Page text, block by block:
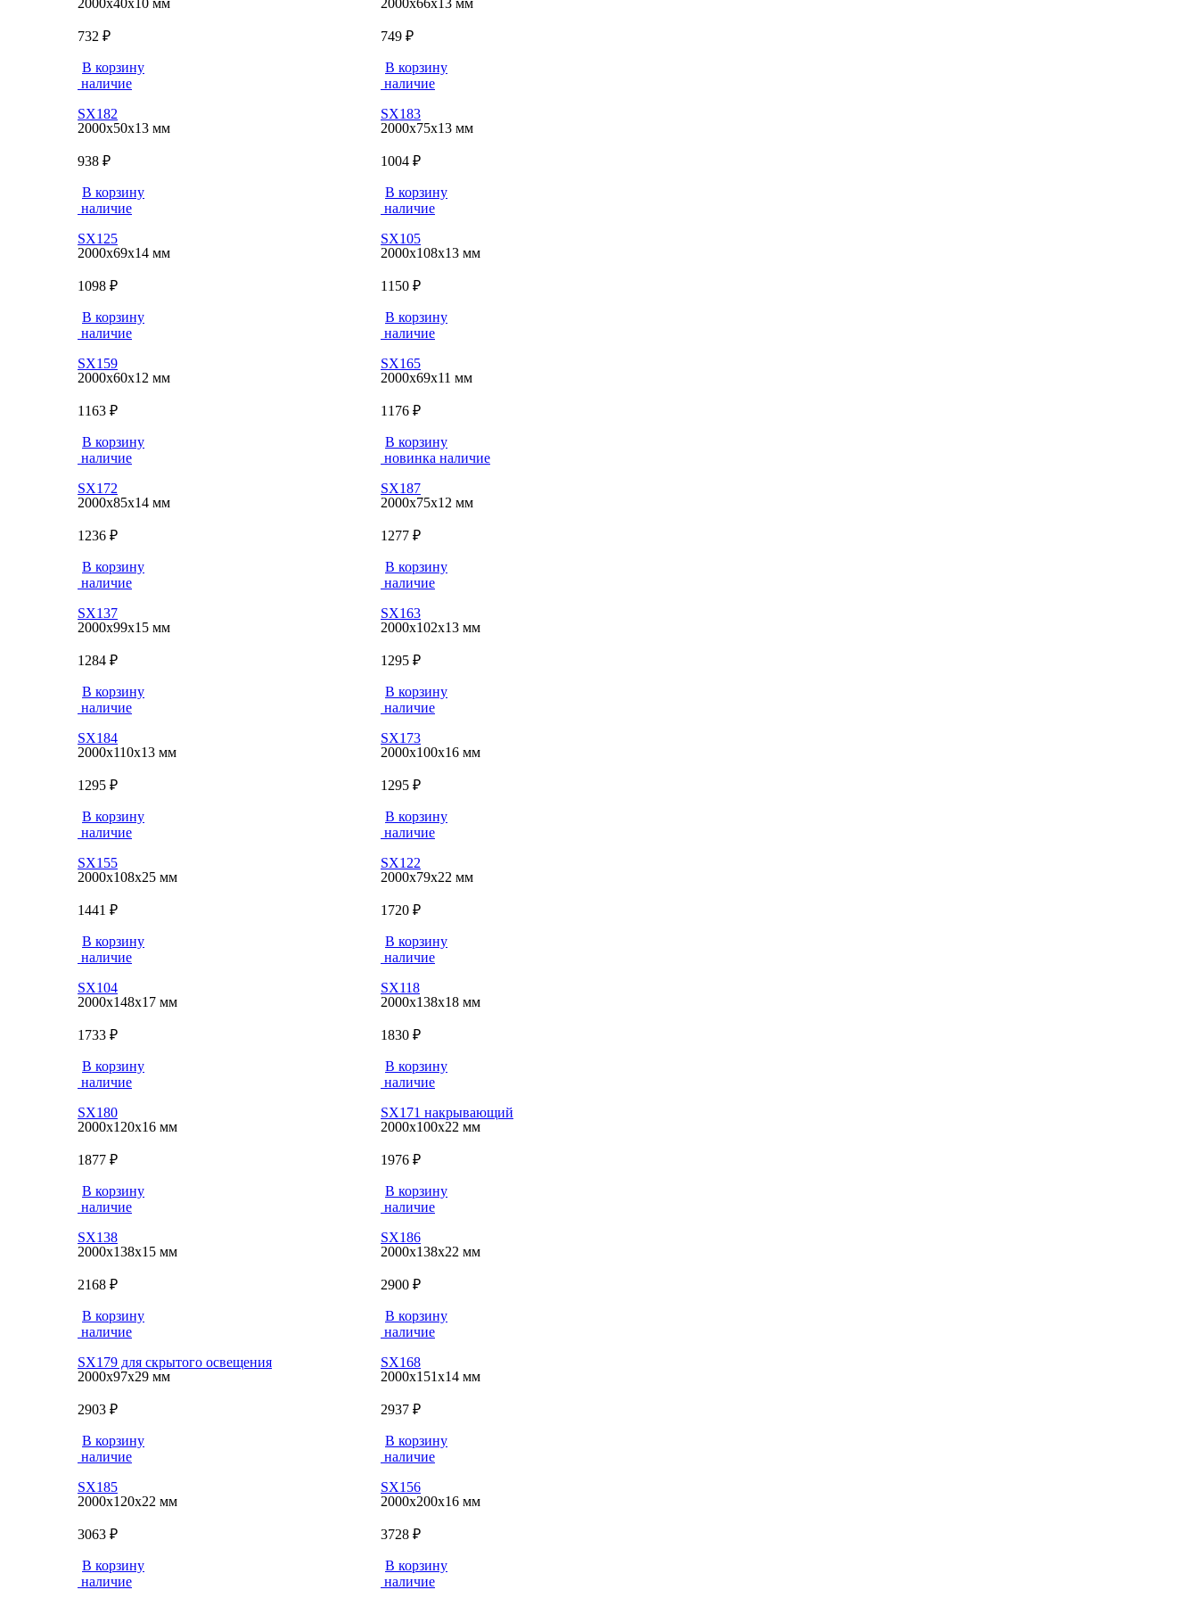
2000x40x10 мм
732 ₽
В корзину
2000x66x13 мм
749 ₽
В корзину
наличие
SX182
2000x50x13 мм
938 ₽
В корзину
наличие
SX183
2000x75x13 мм
1004 ₽
В корзину
наличие
SX125
2000x69x14 мм
1098 ₽
В корзину
наличие
SX105
2000x108x13 мм
1150 ₽
В корзину
наличие
SX159
2000x60x12 мм
1163 ₽
В корзину
наличие
SX165
2000x69x11 мм
1176 ₽
В корзину
наличие
SX172
2000x85x14 мм
1236 ₽
В корзину
новинка наличие
SX187
2000x75x12 мм
1277 ₽
В корзину
наличие
SX137
2000x99x15 мм
1284 ₽
В корзину
наличие
SX163
2000x102x13 мм
1295 ₽
В корзину
наличие
SX184
2000x110x13 мм
1295 ₽
В корзину
наличие
SX173
2000x100x16 мм
1295 ₽
В корзину
наличие
SX155
2000x108x25 мм
1441 ₽
В корзину
наличие
SX122
2000x79x22 мм
1720 ₽
В корзину
наличие
SX104
2000x148x17 мм
1733 ₽
В корзину
наличие
SX118
2000x138x18 мм
1830 ₽
В корзину
наличие
SX180
2000x120x16 мм
1877 ₽
В корзину
наличие
SX171 накрывающий
2000x100x22 мм
1976 ₽
В корзину
наличие
SX138
2000x138x15 мм
2168 ₽
В корзину
наличие
SX186
2000x138x22 мм
2900 ₽
В корзину
наличие
SX179 для скрытого освещения
2000x97x29 мм
2903 ₽
В корзину
наличие
SX168
2000x151x14 мм
2937 ₽
В корзину
наличие
SX185
2000x120x22 мм
3063 ₽
В корзину
наличие
SX156
2000x200x16 мм
3728 ₽
В корзину
наличие
наличие